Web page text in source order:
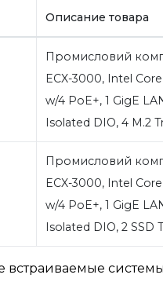
Описание товара
Промисловий
ECX-3000, Intel
w/4 PoE+, 1 GigE
Isolated DIO, 4 M.2
Промисловий
ECX-3000, Intel
w/4 PoE+, 1 GigE
Isolated DIO, 2 SSD
встраиваемые